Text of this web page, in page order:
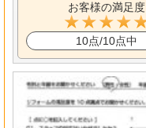
お客様の満足度
10点/10点中